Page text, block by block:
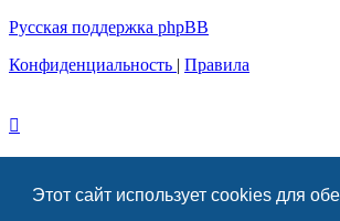
Этот сайт использует cookies для
Русская поддержка phpBB
Конфиденциальность | Правила